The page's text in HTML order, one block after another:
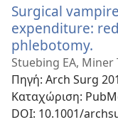
Surgical
expenditure:
phlebotomy.
νέο
Stuebing EA, Miner
Πηγή‎: Arch Surg
Καταχώριση‎:
DOI‎: 10.1001/